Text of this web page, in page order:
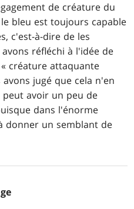
de créature du
bleu est toujours capable
c'est-à-dire de les
réfléchi à l'idée de
créature attaquante
jugé que cela n'en
peut avoir un peu de
dans l'énorme
donner un semblant de